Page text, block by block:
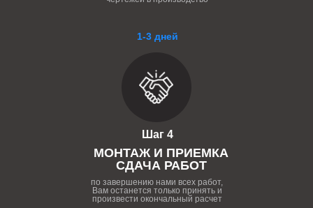
1-3 дней
Шаг 4
МОНТАЖ И ПРИЕМКА
СДАЧА РАБОТ
по завершению нами всех работ,
Вам останется только принять и
произвести окончальный расчет